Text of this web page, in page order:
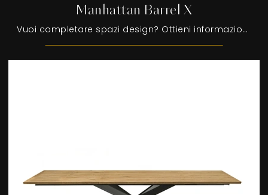
Manhattan Barrel X
Vuoi completare spazi design? Ottieni informazioni sui tavoli design allungabili: il modello da pranzo Manhattan Barrel X ti sta aspettando.